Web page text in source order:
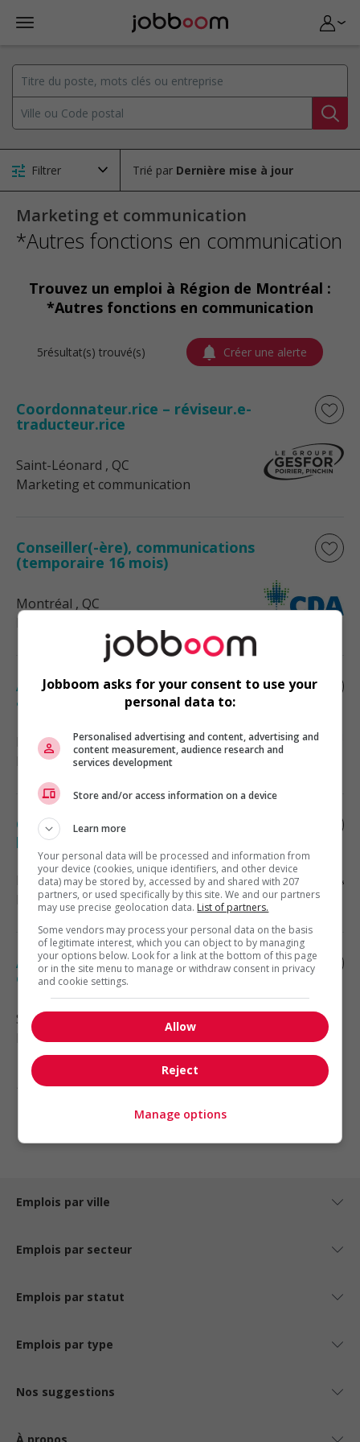
Filtrer Trié par
Marketing et communication
*Autres fonctions en communication
Trouvez un emploi à Région de Montréal :
*Autres fonctions en communication
5résultat(s) trouvé(s) Créer une alerte
Coordonnateur.rice – réviseur.e-
traducteur.rice
Saint-Léonard , QC
Marketing et communication
Conseiller(-ère), communications
(temporaire 16 mois)
Montréal , QC
Adjoint(e) à la facturation / billing
assistant
Montréal , QC
Marketing et communication
Coordonnateur.trice des jdiq -
programme et conférences
Montréal, QC
Marketing et communication
Apprenti(e) en gestion des ventes et
opérations
Saint-Laurent
Marketing et communication
1 - 5 de 5 résultats
1
Emplois par ville
Emplois par secteur
Emplois par statut
Emplois par type
Nos suggestions
Jobboom asks for your consent to use your
personal data to:
Personalised advertising and content, advertising and
content measurement, audience research and
services development
Store and/or access information on a device
Learn more
Your personal data will be processed and information from
your device (cookies, unique identifiers, and other device
data) may be stored by, accessed by and shared with 207
partners, or used specifically by this site. We and our partners
may use precise geolocation data. List of partners.
Some vendors may process your personal data on the basis
of legitimate interest, which you can object to by managing
your options below. Look for a link at the bottom of this page
or in the site menu to manage or withdraw consent in privacy
and cookie settings.
Allow
Reject
Manage options